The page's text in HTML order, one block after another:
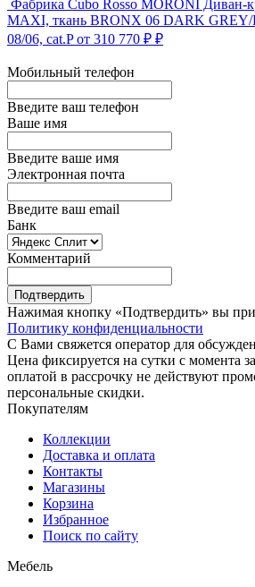
Фабрика Cubo Rosso MORONI Диван-
MAXI, ткань BRONX 06 DARK
08/06, cat.Pот 310 770 ₽ ₽
Мобильный телефон
Введите ваш телефон
Ваше имя
Введите ваше имя
Электронная почта
Введите ваш email
Банк
Комментарий
Подтвердить
Нажимая кнопку «Подтвердить» вы
Политику конфиденциальности
С Вами свяжется оператор для
Цена фиксируется на сутки с момента
оплатой в рассрочку не действуют
персональные скидки.
Покупателям
Коллекции
Доставка и оплата
Контакты
Магазины
Корзина
Избранное
Поиск по сайту
Мебель